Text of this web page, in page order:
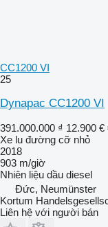
CC1200 VI
25
Dynapac CC1200 VI
391.000.000 ₫ 12.900 €
Xe lu đường cỡ nhỏ
2018
903 m/giờ
Nhiên liệu dầu diesel
Đức, Neumünster
Kortum
Liên hệ với người bán